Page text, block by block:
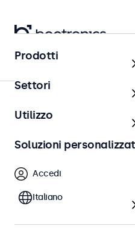
Touchscreen
Touchscreen da 13
Touchscreen da 13 pollici
uso continuo. Questi monitor
facili da integrare in
con i sistemi operativi
Prodotti
Settori
Utilizzo
Soluzioni
Accedi
Italiano